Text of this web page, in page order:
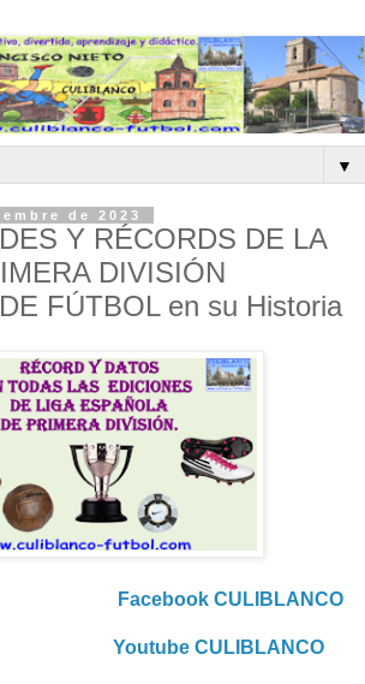
▼
de 2023
Y RÉCORDS DE LA
DIVISIÓN
FÚTBOL en su Historia
Facebook CULIBLANCO
Youtube CULIBLANCO